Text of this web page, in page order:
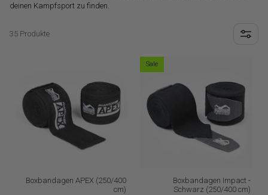
deinen Kampfsport zu finden.
35 Produkte
Boxbandagen APEX (250/400
cm)
Sale
Boxbandagen Impact -
Schwarz (250/400 cm)